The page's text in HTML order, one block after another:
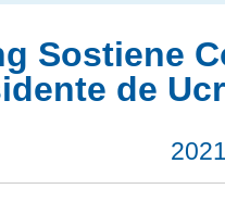
Sostiene
de